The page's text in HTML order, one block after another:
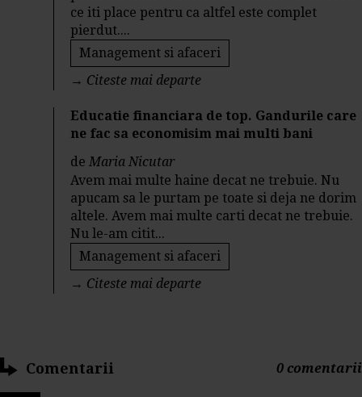
ce iti place pentru ca altfel este complet
pierdut....
Management si afaceri
→ Citeste mai departe
Educatie financiara de top. Gandurile care
ne fac sa economisim mai multi bani
deMaria Nicutar
Avem mai multe haine decat ne trebuie. Nu
apucam sa le purtam pe toate si deja ne dorim
altele. Avem mai multe carti decat ne trebuie.
Nu le-am citit...
Management si afaceri
→ Citeste mai departe
Comentarii 0 comentarii